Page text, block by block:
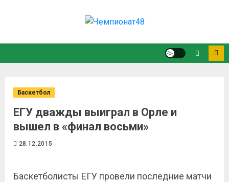
Баскетбол
ЕГУ дважды выиграл в Орле и
вышел в «финал восьми»
28.12.2015
Баскетболисты ЕГУ провели последние матчи